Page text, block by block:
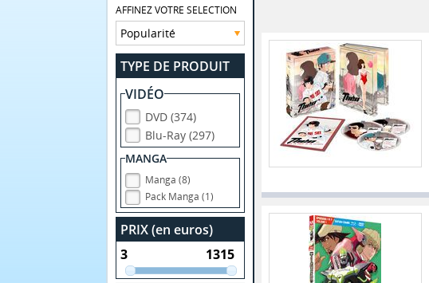
AFFINEZ VOTRE SELECTION
TYPE DE PRODUIT
VIDÉO
DVD (374)
Blu-Ray (297)
MANGA
Manga (8)
Pack Manga (1)
PRIX (en euros)